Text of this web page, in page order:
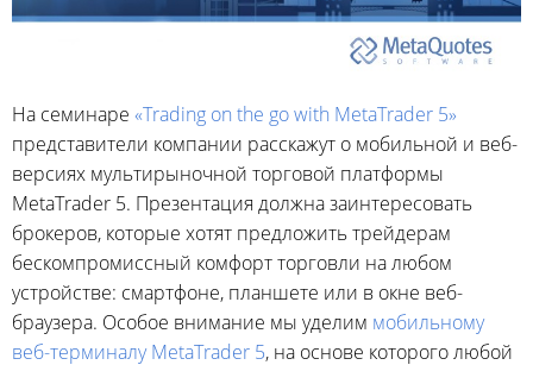
На семинаре «Trading on the go with MetaTrader 5»
представители компании расскажут о мобильной и веб-
версиях мультирыночной торговой платформы
MetaTrader 5. Презентация должна заинтересовать
брокеров, которые хотят предложить трейдерам
бескомпромиссный комфорт торговли на любом
устройстве: смартфоне, планшете или в окне веб-
браузера. Особое внимание мы уделим мобильному
веб-терминалу MetaTrader 5, на основе которого любой